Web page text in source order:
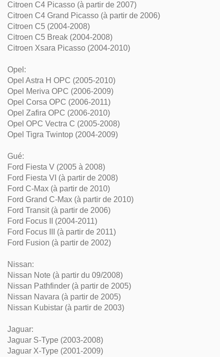
Citroen C4 Picasso (à partir de 2007)
Citroen C4 Grand Picasso (à partir de 2006)
Citroen C5 (2004-2008)
Citroen C5 Break (2004-2008)
Citroen Xsara Picasso (2004-2010)
Opel:
Opel Astra H OPC (2005-2010)
Opel Meriva OPC (2006-2009)
Opel Corsa OPC (2006-2011)
Opel Zafira OPC (2006-2010)
Opel OPC Vectra C (2005-2008)
Opel Tigra Twintop (2004-2009)
Gué:
Ford Fiesta V (2005 à 2008)
Ford Fiesta VI (à partir de 2008)
Ford C-Max (à partir de 2010)
Ford Grand C-Max (à partir de 2010)
Ford Transit (à partir de 2006)
Ford Focus II (2004-2011)
Ford Focus III (à partir de 2011)
Ford Fusion (à partir de 2002)
Nissan:
Nissan Note (à partir du 09/2008)
Nissan Pathfinder (à partir de 2005)
Nissan Navara (à partir de 2005)
Nissan Kubistar (à partir de 2003)
Jaguar:
Jaguar S-Type (2003-2008)
Jaguar X-Type (2001-2009)